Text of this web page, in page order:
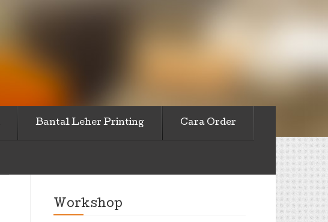
Bantal Leher Printing Cara Order
Workshop